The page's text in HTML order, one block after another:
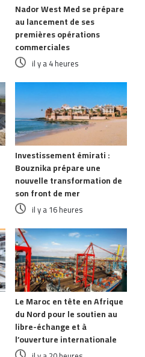
Nador West Med se prépare
au lancement de ses
premières opérations
commerciales
il y a 4 heures
Investissement émirati :
Bouznika prépare une
nouvelle transformation de
son front de mer
il y a 16 heures
Le Maroc en tête en Afrique
du Nord pour le soutien au
libre-échange et à
l’ouverture internationale